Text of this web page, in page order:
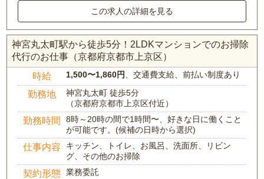
この求人の詳細を見る
神宮丸太町駅から徒歩5分！2LDKマンションでのお掃除
代行のお仕事（京都府京都市上京区）
時給 1,500〜1,860円 、交通費支給、前払い制度あり
勤務地
神宮丸太町 徒歩5分
（京都府京都市上京区付近）
勤務時間
8時～20時の間で1時間〜、好きな日に働くこと
が可能です。(候補の日時から選択)
仕事内容
キッチン、トイレ、お風呂、洗面所、リビン
グ、その他のお掃除
契約形態 業務委託